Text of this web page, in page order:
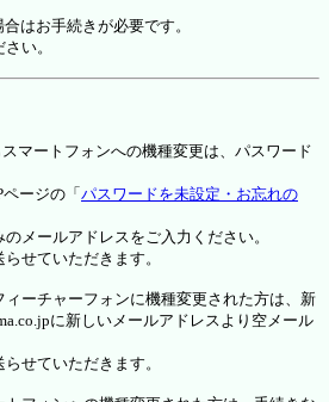
はお手続きが必要です。
い。
マートフォンへの機種変更は、パスワード
ージの「 パスワードを未設定・お忘れの
メールアドレスをご入力ください。
せていただきます。
ーチャーフォンに機種変更された方は、新
に新しいメールアドレスより空メール
せていただきます。